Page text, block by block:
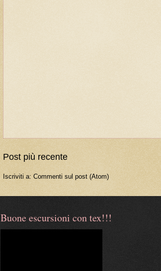
Post più recente
Iscriviti a: Commenti sul post (Atom)
Buone escursioni con tex!!!